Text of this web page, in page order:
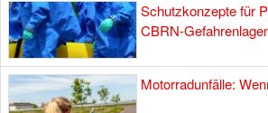
Schutzkonzepte für
CBRN-
Motorradunfälle: